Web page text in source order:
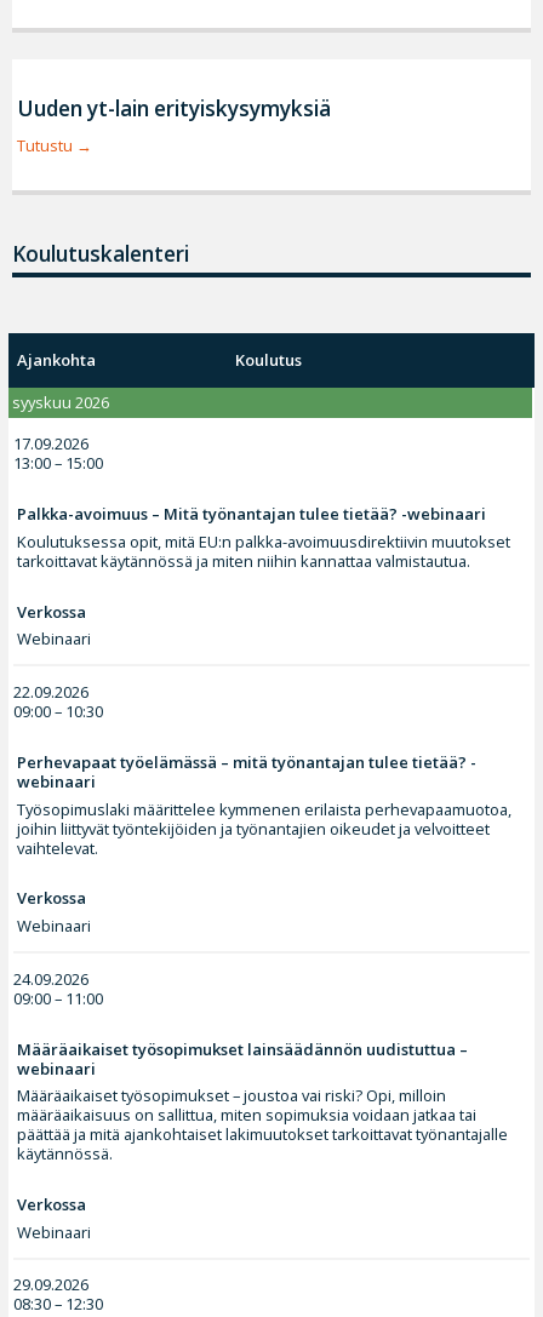
Uuden yt-lain erityiskysymyksiä
Tutustu
Koulutuskalenteri
Ajankohta
Koulutus
syyskuu 2026
17.09.2026
13:00 – 15:00
Palkka-avoimuus – Mitä työnantajan tulee tietää? -webinaari
Koulutuksessa opit, mitä EU:n palkka-avoimuusdirektiivin muutokset
tarkoittavat käytännössä ja miten niihin kannattaa valmistautua.
Verkossa
Webinaari
22.09.2026
09:00 – 10:30
Perhevapaat työelämässä – mitä työnantajan tulee tietää? -
webinaari
Työsopimuslaki määrittelee kymmenen erilaista perhevapaamuotoa,
joihin liittyvät työntekijöiden ja työnantajien oikeudet ja velvoitteet
vaihtelevat.
Verkossa
Webinaari
24.09.2026
09:00 – 11:00
Määräaikaiset työsopimukset lainsäädännön uudistuttua –
webinaari
Määräaikaiset työsopimukset – joustoa vai riski? Opi, milloin
määräaikaisuus on sallittua, miten sopimuksia voidaan jatkaa tai
päättää ja mitä ajankohtaiset lakimuutokset tarkoittavat työnantajalle
käytännössä.
Verkossa
Webinaari
29.09.2026
08:30 – 12:30